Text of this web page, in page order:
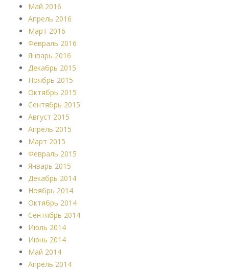
Май 2016
Апрель 2016
Март 2016
Февраль 2016
Январь 2016
Декабрь 2015
Ноябрь 2015
Октябрь 2015
Сентябрь 2015
Август 2015
Апрель 2015
Март 2015
Февраль 2015
Январь 2015
Декабрь 2014
Ноябрь 2014
Октябрь 2014
Сентябрь 2014
Июль 2014
Июнь 2014
Май 2014
Апрель 2014